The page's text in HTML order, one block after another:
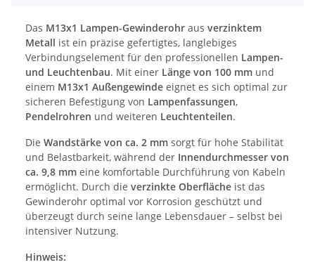
Das M13x1 Lampen-Gewinderohr aus verzinktem
Metall ist ein präzise gefertigtes, langlebiges
Verbindungselement für den professionellen Lampen-
und Leuchtenbau. Mit einer Länge von 100 mm und
einem M13x1 Außengewinde eignet es sich optimal zur
sicheren Befestigung von Lampenfassungen,
Pendelrohren und weiteren Leuchtenteilen.
Die Wandstärke von ca. 2 mm sorgt für hohe Stabilität
und Belastbarkeit, während der Innendurchmesser von
ca. 9,8 mm eine komfortable Durchführung von Kabeln
ermöglicht. Durch die verzinkte Oberfläche ist das
Gewinderohr optimal vor Korrosion geschützt und
überzeugt durch seine lange Lebensdauer – selbst bei
intensiver Nutzung.
Hinweis: